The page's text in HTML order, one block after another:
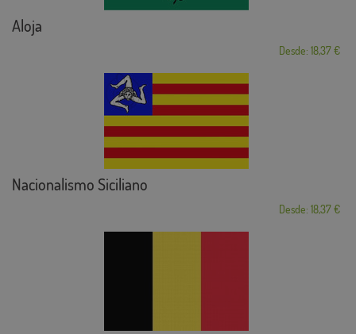
Aloja
Desde: 18,37 €
Nacionalismo Siciliano
Desde: 18,37 €